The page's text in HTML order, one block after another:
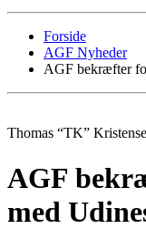
Forside
AGF Nyheder
AGF bekræfter
Thomas “TK”
AGF
med